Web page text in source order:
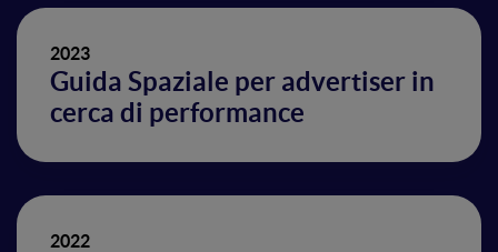
2023
Guida Spaziale per advertiser in
cerca di performance
2022